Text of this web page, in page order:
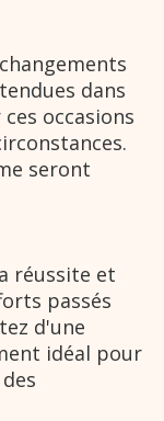
dans
occasions
seront
réussite et
passés
d'une
idéal pour